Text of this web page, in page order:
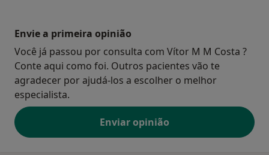
Envie a primeira opinião
Você já passou por consulta com Vítor M M Costa ?
Conte aqui como foi. Outros pacientes vão te
agradecer por ajudá-los a escolher o melhor
especialista.
Enviar opinião